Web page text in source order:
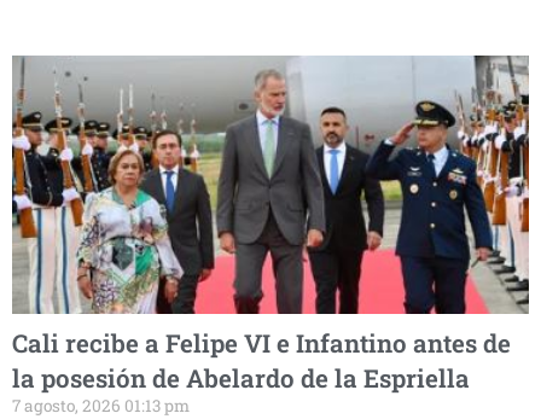
Cali recibe a Felipe VI e Infantino antes de
la posesión de Abelardo de la Espriella
7 agosto, 2026 01:13 pm